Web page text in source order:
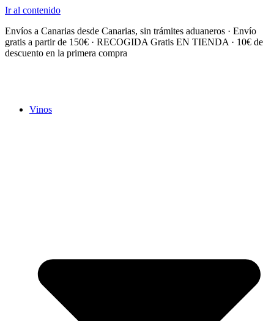
Ir al contenido
Envíos a Canarias desde Canarias, sin trámites aduaneros · Envío
gratis a partir de 150€ · RECOGIDA Gratis EN TIENDA · 10€ de
descuento en la primera compra
Vinos